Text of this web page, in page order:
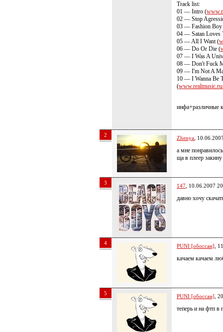
Track list:
01 — Intro (
02 — Stop
03 — Fashion Boy
04 — Satan Loves
05 — All I Want (
06 — Do Or Die (
07 — I Was A
08 — Don't Fuck
09 — I'm Not A
10 — I Wanna Be
(
инфа+различные
2 Zhenya ,
а мне
ща в плеер закину
3 147 , 10.06.2007
давно хочу
4 PUNI [обоссан] ,
качаем качаем
5 PUNI [обоссан] ,
теперь и на фтп в